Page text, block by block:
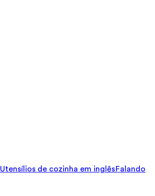
Utensílios de cozinha em inglêsFalando